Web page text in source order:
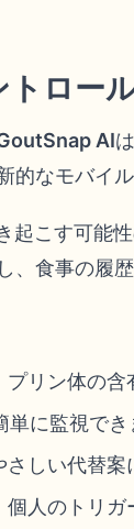
ロー
AI
なモバイル
こす可能
食事の履
リン体の含
に監視でき
さしい代替案
人のトリガ